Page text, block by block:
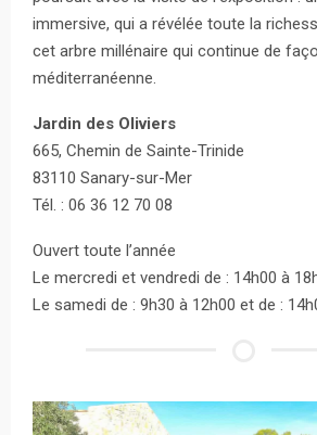
immersive, qui a révélée toute la
cet arbre millénaire qui continue de
méditerranéenne.
Jardin des Oliviers
665, Chemin de Sainte-Trinide
83110 Sanary-sur-Mer
Tél. : 06 36 12 70 08
Ouvert toute l’année
Le mercredi et vendredi de : 14h00 à
Le samedi de : 9h30 à 12h00 et de :